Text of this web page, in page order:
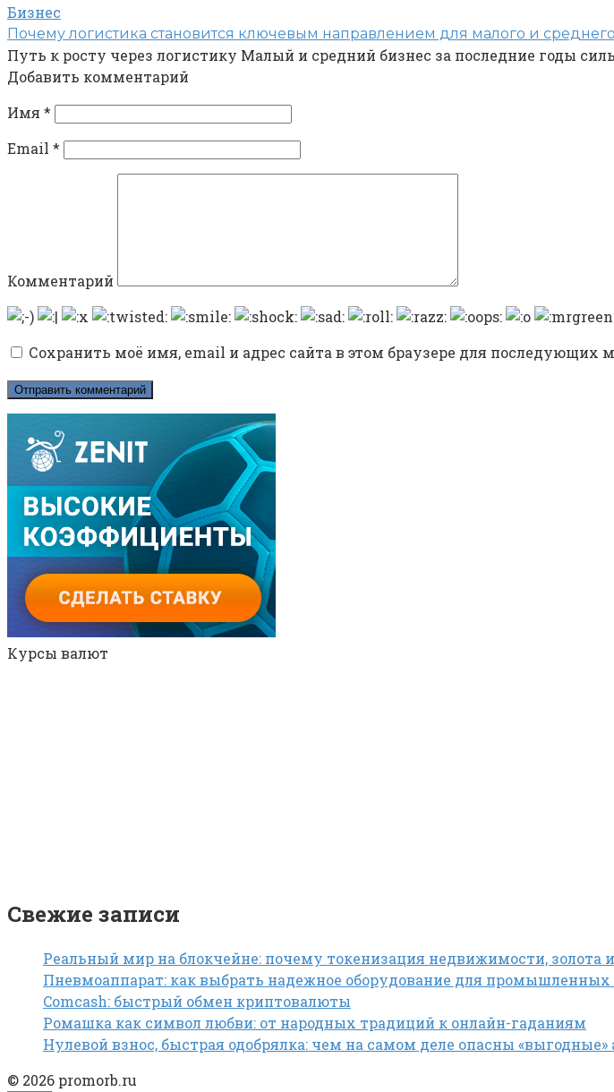
Бизнес
Почему логистика становится ключевым направлением для малого и
Путь к росту через логистику Малый и средний бизнес за последние годы
Добавить комментарий
Имя *
Email *
Комментарий
Сохранить моё имя, email и адрес сайта в этом браузере для последующих
Курсы валют
Свежие записи
Реальный мир на блокчейне: почему токенизация недвижимости, золота
Пневмоаппарат: как выбрать надежное оборудование для промышленных
Comcash: быстрый обмен криптовалюты
Ромашка как символ любви: от народных традиций к онлайн-гаданиям
Нулевой взнос, быстрая одобрялка: чем на самом деле опасны
© 2026 promorb.ru